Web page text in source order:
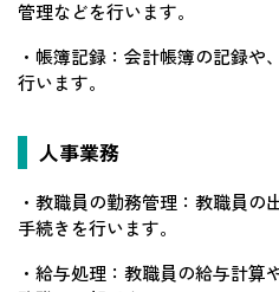
管理などを行います。
・帳簿記録：会計帳簿の記録や
行います。
人事業務
・教職員の勤務管理：教職員の
手続きを行います。
・給与処理：教職員の給与計算